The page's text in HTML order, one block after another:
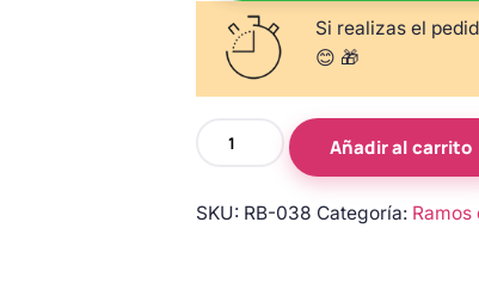
Si realizas el
😊 🎁
Ramo
rojo
Añadir al carrito
SKU: RB-038 Categoría: Ramos